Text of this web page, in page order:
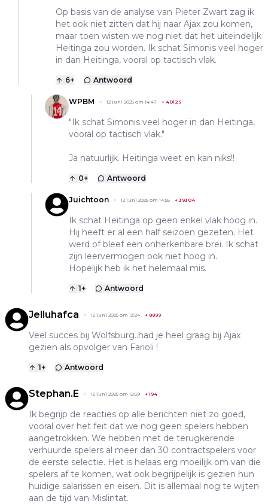
Op basis van de analyse van Pieter Zwart zag ik
het ook niet zitten dat hij naar Ajax zou komen,
maar toen wisten we nog niet dat het uiteindelijk
Heitinga zou worden. Ik schat Simonis veel hoger
in dan Heitinga, vooral op tactisch vlak.
6+ Antwoord
WPBM 12 juni 2025 om 14:47 + 40129
"Ik schat Simonis veel hoger in dan Heitinga,
vooral op tactisch vlak."
Ja natuurlijk. Heitinga weet en kan niks!!
0+ Antwoord
Juichtoon 12 juni 2025 om 14:55 + 39304
Ik schat Heitinga op geen enkel vlak hoog in.
Hij heeft er al een half seizoen gezeten. Het
werd of bleef een onherkenbare brei. Ik schat
zijn leervermogen ook niet hoog in.
Hopelijk heb ik het helemaal mis.
1+ Antwoord
Jelluhafca 12 juni 2025 om 13:24 + 8899
Veel succes bij Wolfsburg..had je heel graag bij Ajax
gezien als opvolger van Farioli !
1+ Antwoord
Stephan.E 12 juni 2025 om 12:59 +194
Ik begrijp de reacties op alle berichten niet zo goed,
vooral over het feit dat we nog geen spelers hebben
aangetrokken. We hebben met de terugkerende
verhuurde spelers al meer dan 30 contractspelers voor
de eerste selectie. Het is helaas erg moeilijk om van die
spelers af te komen, wat ook begrijpelijk is gezien hun
huidige salarissen en eisen. Dit is allemaal nog te wijten
aan de tijd van Mislintat.